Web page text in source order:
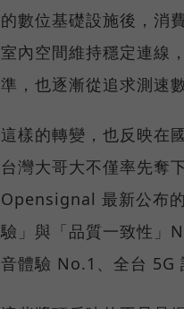
的數位基礎設施後，消
室內空間維持穩定連線
準，也逐漸從追求測速
這樣的轉變，也反映在
台灣大哥大不僅率先奪
Opensignal 最新公布
驗」與「品質一致性」
音體驗 No.1、全台 5G